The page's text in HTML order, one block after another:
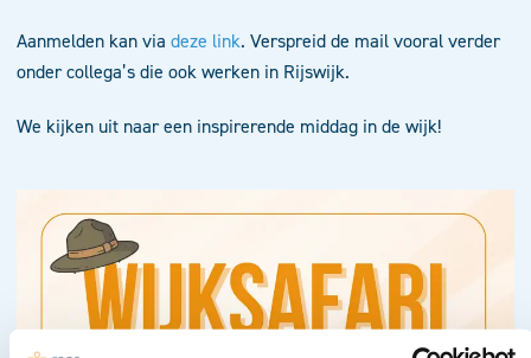
Aanmelden kan via deze link. Verspreid de mail vooral verder
onder collega’s die ook werken in Rijswijk.
We kijken uit naar een inspirerende middag in de wijk!